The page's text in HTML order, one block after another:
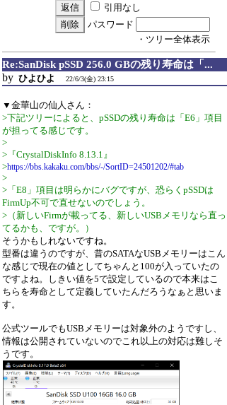
引用なし
パスワード
・ツリー全体表示
Re:SanDisk pSSD 256.0 GBの残り寿命は「...
by ひよひよ 22/6/3(金) 23:15
▼金華山の仙人さん：
>下記ツリーによると、pSSDの残り寿命は「E6」項目
が担ってる感じです。
>
>『CrystalDiskInfo 8.13.1』
>https://bbs.kakaku.com/bbs/-/SortID=24501202/#tab
>
>「E8」項目は明らかにバグですが、恐らくpSSDは
FirmUp不可で直せないのでしょう。
>（新しいFirmが載ってる、新しいUSBメモリなら直っ
てるかも、ですが。）
そうかもしれないですね。
型番は違うのですが、昔のSATAなUSBメモリーはこん
な感じで現在の値としてちゃんと100が入っていたの
ですよね。しきい値を5で設定しているので本来はこ
ちらを寿命として定義していたんだろうなぁと思いま
す。
公式ツールでもUSBメモリーは対象外のようですし、
情報は公開されていないのでこれ以上の対応は難しそ
うです。